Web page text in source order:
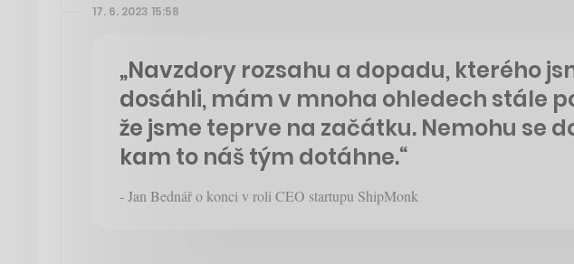
17. 6. 2023 15:58
„Navzdory rozsahu a dopadu, kterého
dosáhli, mám v mnoha ohledech stále
že jsme teprve na začátku. Nemohu se
kam to náš tým dotáhne.“
- Jan Bednář o konci v roli CEO startupu ShipMonk